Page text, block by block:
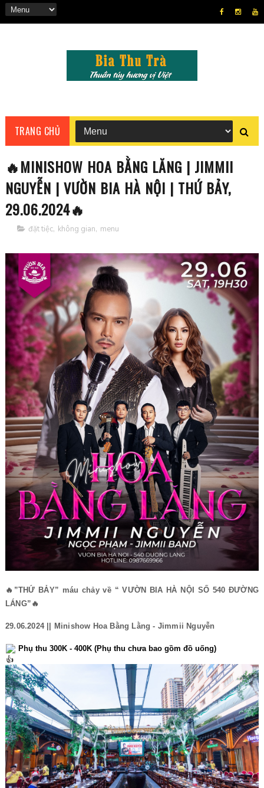
TRANG CHỦ
🔥MINISHOW HOA BẰNG LĂNG | JIMMII
NGUYỄN | VƯỜN BIA HÀ NỘI | THỨ BẢY,
29.06.2024🔥
đặt tiệc, không gian, menu
🔥”THỨ BẢY” máu chảy về “ VƯỜN BIA HÀ NỘI SỐ 540 ĐƯỜNG
LÁNG”🔥
29.06.2024 || Minishow Hoa Bằng Lằng - Jimmii Nguyễn
Phụ thu 300K - 400K (Phụ thu chưa bao gồm đồ uống)